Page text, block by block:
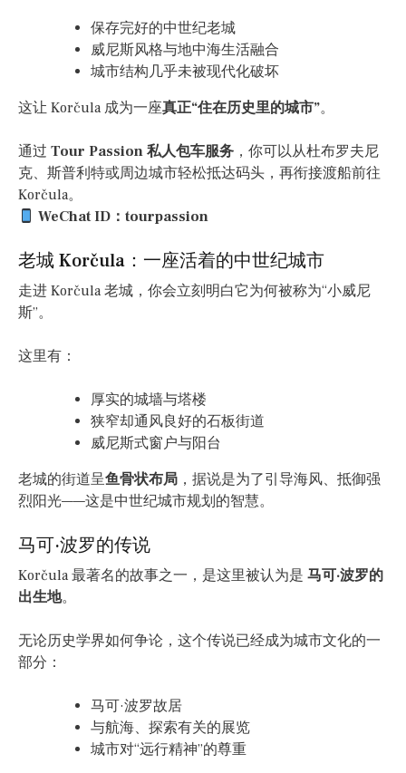
保存完好的中世纪老城
威尼斯风格与地中海生活融合
城市结构几乎未被现代化破坏
这让 Korčula 成为一座真正“住在历史里的城市”。
通过 Tour Passion 私人包车服务 ，你可以从杜布罗夫尼
克、斯普利特或周边城市轻松抵达码头，再衔接渡船前往
Korčula。
WeChat ID：tourpassion
老城 Korčula：一座活着的中世纪城市
走进 Korčula 老城，你会立刻明白它为何被称为“小威尼
斯”。
这里有：
厚实的城墙与塔楼
狭窄却通风良好的石板街道
威尼斯式窗户与阳台
老城的街道呈鱼骨状布局 ，据说是为了引导海风、抵御强
烈阳光——这是中世纪城市规划的智慧。
马可·波罗的传说
Korčula 最著名的故事之一，是这里被认为是 马可·波罗的
出生地。
无论历史学界如何争论，这个传说已经成为城市文化的一
部分：
马可·波罗故居
与航海、探索有关的展览
城市对“远行精神”的尊重